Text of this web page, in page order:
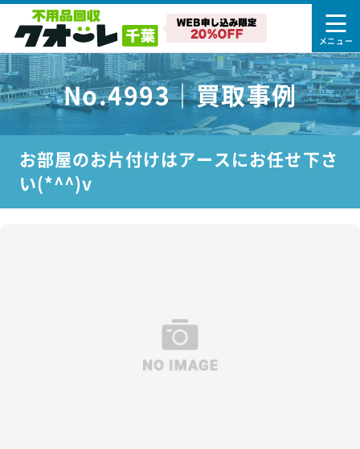
No.4993｜買取事例
お部屋のお片付けはアースにお任せ下さ
い(*^^)v